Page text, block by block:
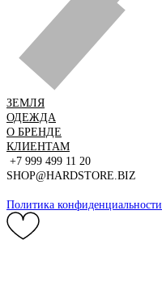
ЗЕМЛЯ
ОДЕЖДА
О БРЕНДЕ
КЛИЕНТАМ
+7 999 499 11 20
SHOP@HARDSTORE.BIZ
Политика конфиденциальности